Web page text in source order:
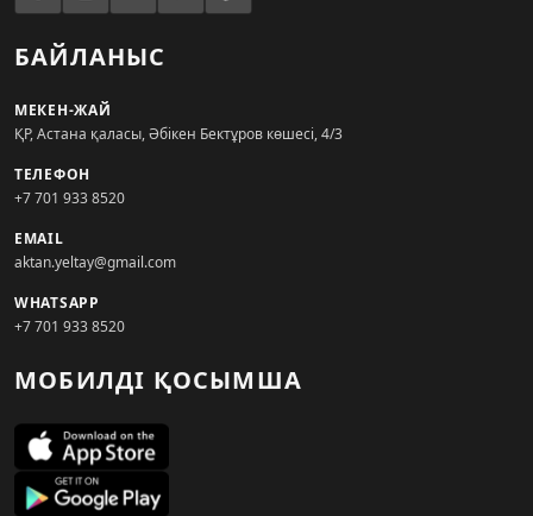
БАЙЛАНЫС
МЕКЕН-ЖАЙ
ҚР, Астана қаласы, Әбікен Бектұров көшесі, 4/3
ТЕЛЕФОН
+7 701 933 8520
EMAIL
aktan.yeltay@gmail.com
WHATSAPP
+7 701 933 8520
МОБИЛДІ ҚОСЫМША